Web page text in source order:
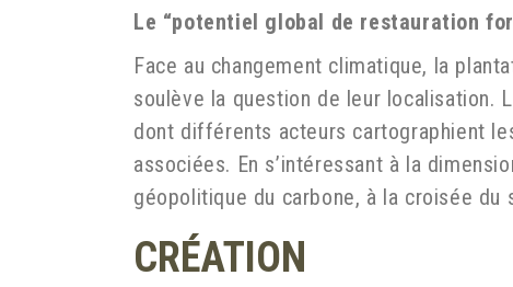
Le “potentiel global de restauration
Face au changement climatique, la
soulève la question de leur localisation.
dont différents acteurs cartographient
associées. En s’intéressant à la
géopolitique du carbone, à la croisée
CRÉATION